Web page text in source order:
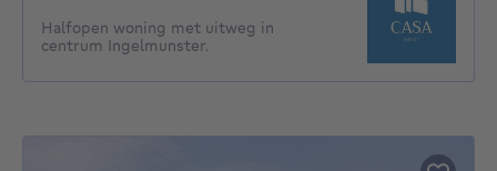
Halfopen woning met uitweg in
centrum Ingelmunster.